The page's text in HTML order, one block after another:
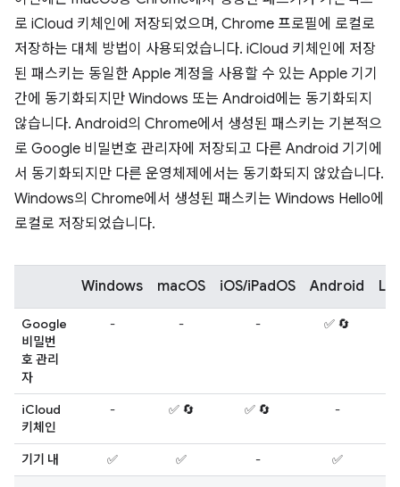
로 iCloud 키체인에 저장되었으며, Chrome 프로필에 로컬로
저장하는 대체 방법이 사용되었습니다. iCloud 키체인에 저장
된 패스키는 동일한 Apple 계정을 사용할 수 있는 Apple 기기
간에 동기화되지만 Windows 또는 Android에는 동기화되지
않습니다. Android의 Chrome에서 생성된 패스키는 기본적으
로 Google 비밀번호 관리자에 저장되고 다른 Android 기기에
서 동기화되지만 다른 운영체제에서는 동기화되지 않았습니다.
Windows의 Chrome에서 생성된 패스키는 Windows Hello에
로컬로 저장되었습니다.
Windows macOS iOS/iPadOS Android
Google
비밀번
호 관리
자
- - - ✅ 🔄
iCloud
키체인
- ✅ 🔄 ✅ 🔄 -
기기 내 ✅ ✅ - ✅